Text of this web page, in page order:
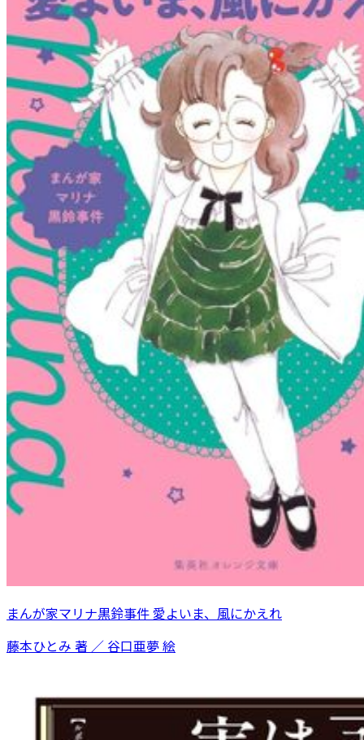
まんが家マリナ黒鈴事件 愛よいま、風にかえれ
藤本ひとみ 著 ／ 谷口亜夢 絵